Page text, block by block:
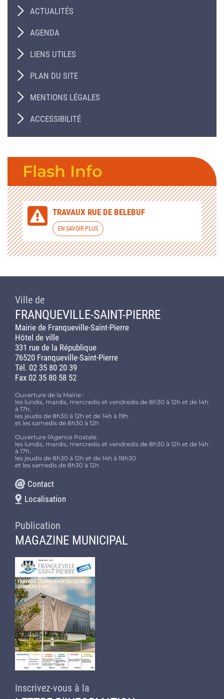
ACTUALITÉS
AGENDA
LIENS UTILES
PLAN DU SITE
MENTIONS LÉGALES
ACCESSIBILITÉ
Flash Info
TRAVAUX RUE DE BELEBUF
EN SAVOIR PLUS
Ville de
FRANQUEVILLE-SAINT-PIERRE
Mairie de Franqueville-Saint-Pierre
Hôtel de ville
331 rue de la République
76520 Franqueville-Saint-Pierre
Tél. 02 35 80 20 39
Fax 02 35 80 58 52
Ouverture de la Mairie :
les lundis, mardis, mercredis et vendredis de 8h30 à 12h et de 14h
à 17h,
les jeudis de 8h30 à 12h et de 14h à 19h
et les samedis de 8h30 à 12h
Ouverture l'Agence Postale
les lundis, mardis, mercredis et vendredis de 8h30 à 12h et de 14h
à 17h,
les jeudis de 8h30 à 12h et de 14h à 18h30
et les samedis de 8h30 à 12h
Contact
Localisation
Publication
MAGAZINE MUNICIPAL
Inscrivez-vous à la